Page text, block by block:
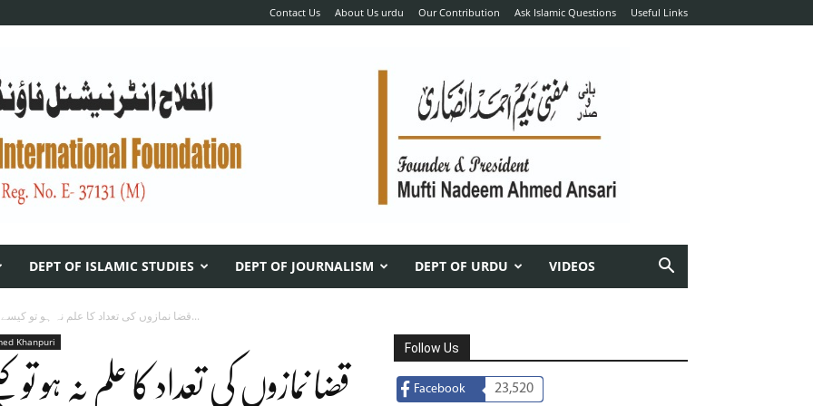
Contact Us About Us urdu Our Contribution Ask Islamic Questions Useful Links
DEPT OF ISLAMIC STUDIES DEPT OF JOURNALISM DEPT OF URDU VIDEOS
قضا نمازوں کی تعداد کا علم نہ ہو تو کیسے قضا کریں...
Khanpuri
قضا نمازوں کی تعداد کا علم نہ ہو
Follow Us
Facebook 23,520